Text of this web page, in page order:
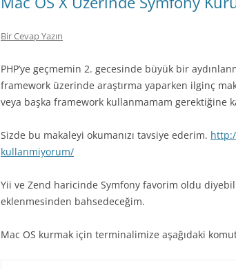
Bir Cevap Yazın
PHP’ye geçmemin 2. gecesinde büyük bir
framework üzerinde araştırma yaparken ilginç
veya başka framework kullanmamam gerektiğine
Sizde bu makaleyi okumanızı tavsiye ederim.
kullanmiyorum/
Yii ve Zend haricinde Symfony favorim oldu
eklenmesinden bahsedeceğim.
Mac OS kurmak için terminalimize aşağıdaki